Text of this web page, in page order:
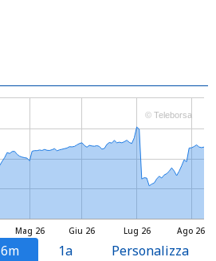
Mag 26 Lug 26
Giu 26 Ago 26
© Teleborsa
6m 1a Personalizza